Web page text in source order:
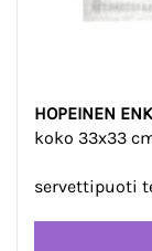
HOPEINEN
koko 33x33
servettipuoti